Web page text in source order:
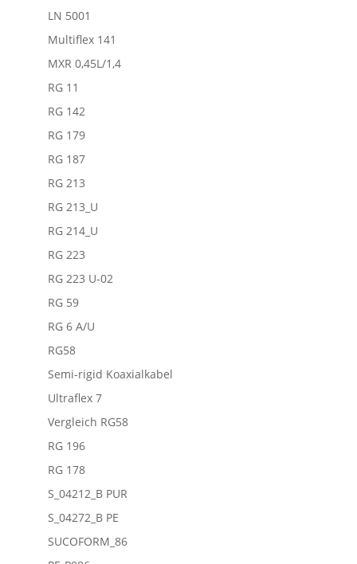
LN 5001
Multiflex 141
MXR 0,45L/1,4
RG 11
RG 142
RG 179
RG 187
RG 213
RG 213_U
RG 214_U
RG 223
RG 223 U-02
RG 59
RG 6 A/U
RG58
Semi-rigid Koaxialkabel
Ultraflex 7
Vergleich RG58
RG 196
RG 178
S_04212_B PUR
S_04272_B PE
SUCOFORM_86